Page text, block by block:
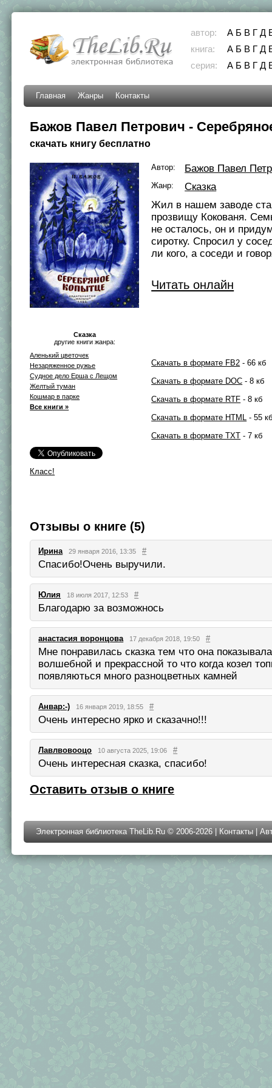
автор: А Б В Г Д
книга:
А Б В Г Д
серия:
А Б В Г Д
Главная Жанры Контакты
Бажов Павел Петрович -
скачать книгу бесплатно
Сказка
другие книги жанра:
Аленький цветочек
Незаряженное ружье
Судное дело Ерша с Лещом
Желтый туман
Кошмар в парке
Все книги »
Класс!
Автор: Бажов Павел
Жанр:
Сказка
Жил в нашем заводе
прозвищу Кокованя.
не осталось, он и
сиротку. Спросил у
ли кого, а соседи и
Читать онлайн
Скачать в формате FB2 - 66 кб
Скачать в формате DOC - 8 кб
Скачать в формате RTF - 8 кб
Скачать в формате HTML - 55
Скачать в формате TXT - 7 кб
Отзывы о книге (5)
Ирина 29 января 2016, 13:35 #
Спасибо!Очень выручили.
Юлия 18 июля 2017, 12:53 #
Благодарю за возможнось
анастасия воронцова 17 декабря 2018, 19:50 #
Мне понравилась сказка тем что она
волшебной и прекрассной то что когда козел
появляються много разноцветных камней
Анвар:-) 16 января 2019, 18:55 #
Очень интересно ярко и сказачно!!!
Лавлвовооцо 10 августа 2025, 19:06 #
Очень интересная сказка, спасибо!
Оставить отзыв о книге
Электронная библиотека TheLib.Ru © 2006-2026 | Контакты |